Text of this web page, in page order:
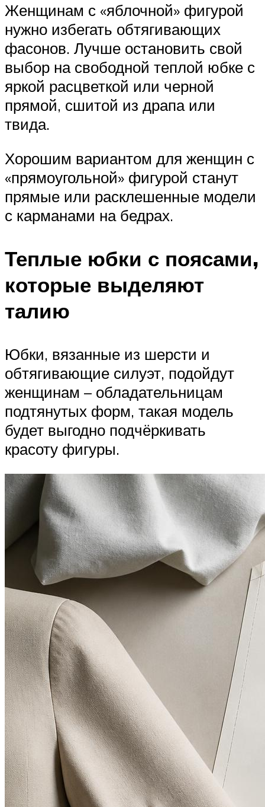
Женщинам с «яблочной» фигурой
нужно избегать обтягивающих
фасонов. Лучше остановить свой
выбор на свободной теплой юбке с
яркой расцветкой или черной
прямой, сшитой из драпа или
твида.
Хорошим вариантом для женщин с
«прямоугольной» фигурой станут
прямые или расклешенные модели
с карманами на бедрах.
Теплые юбки с поясами,
которые выделяют
талию
Юбки, вязанные из шерсти и
обтягивающие силуэт, подойдут
женщинам – обладательницам
подтянутых форм, такая модель
будет выгодно подчёркивать
красоту фигуры.